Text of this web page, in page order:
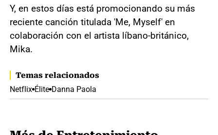
Y, en estos días está promocionando su más
reciente canción titulada 'Me, Myself' en
colaboración con el artista líbano-británico,
Mika.
Temas relacionados
Netflix Élite Danna Paola